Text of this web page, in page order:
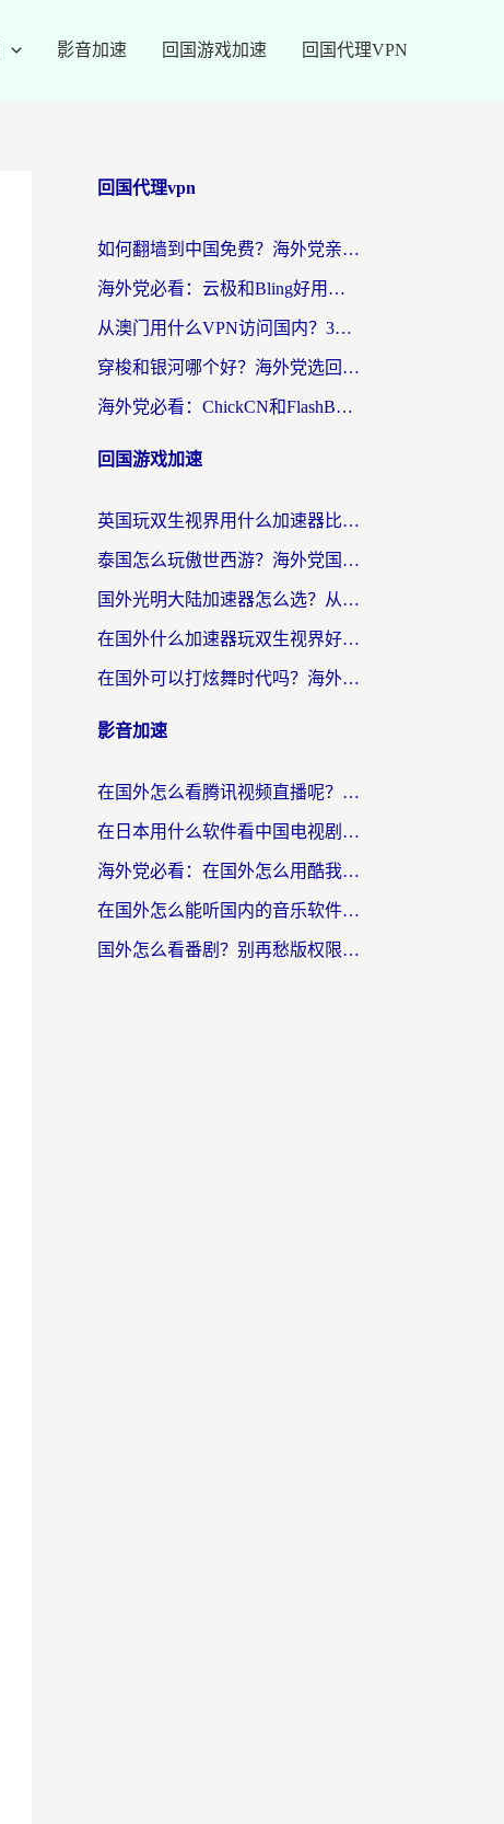
影音加速 回国游戏加速 回国代理VPN
回国代理vpn
如何翻墙到中国免费？海外党亲测：从踩坑到选对加速器的全攻略
海外党必看：云极和Bling好用吗？3分钟教你选对回国加速器
从澳门用什么VPN访问国内？3个实用标准帮你避开坑，无缝刷剧听歌
穿梭和银河哪个好？海外党选回国加速器的避坑指南，附番茄加速器实测体验
海外党必看：ChickCN和FlashBack好用吗？3招教你选对回国加速器（附云极、HomeCN、斧牛vs艾果对比）
回国游戏加速
英国玩双生视界用什么加速器比较好？海外党亲测有效的国服游戏加速方案
泰国怎么玩傲世西游？海外党国服游戏加速终极攻略（附光明大陆量子特攻实测）
国外光明大陆加速器怎么选？从卡顿到丝滑的终极指南（含德国玩走开外星人墨西哥玩俄罗斯方块技巧）
在国外什么加速器玩双生视界好用？海外党亲测不踩坑的终极指南
在国外可以打炫舞时代吗？海外玩家国服游戏加速全攻略（附实测推荐）
影音加速
在国外怎么看腾讯视频直播呢？留学生亲测有效的回国加速指南
在日本用什么软件看中国电视剧呢？留学生亲测有效的回国加速方案
海外党必看：在国外怎么用酷我音乐听音乐？告别“地区不支持”的实用指南
在国外怎么能听国内的音乐软件？别让版权限制断了你的“中文歌单”
国外怎么看番剧？别再愁版权限制！一个工具解决所有回国追剧难题